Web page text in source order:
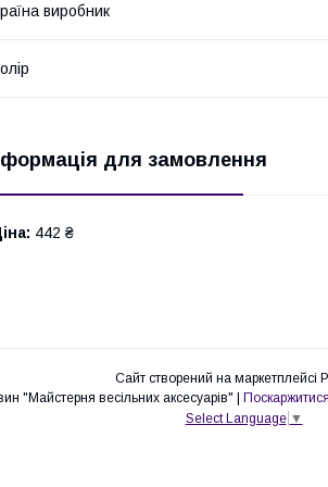
виробник
для замовлення
442 ₴
Сайт створений на маркетплейсі
Інтернет-магазин "Майстерня весільних аксесуарів" |
Select Language ▼